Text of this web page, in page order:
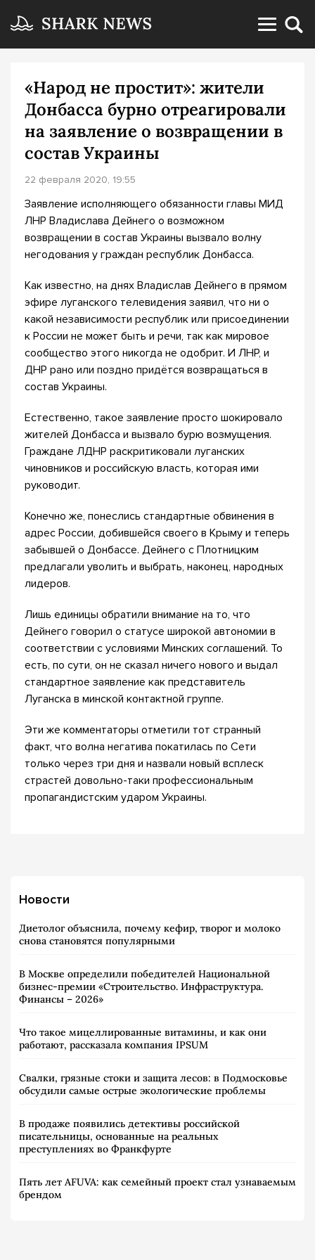
«Народ не простит»: жители
Донбасса бурно отреагировали
на заявление о возвращении в
состав Украины
22 февраля 2020, 19:55
Заявление исполняющего обязанности главы МИД
ЛНР Владислава Дейнего о возможном
возвращении в состав Украины вызвало волну
негодования у граждан республик Донбасса.
Как известно, на днях Владислав Дейнего в прямом
эфире луганского телевидения заявил, что ни о
какой независимости республик или присоединении
к России не может быть и речи, так как мировое
сообщество этого никогда не одобрит. И ЛНР, и
ДНР рано или поздно придётся возвращаться в
состав Украины.
Естественно, такое заявление просто шокировало
жителей Донбасса и вызвало бурю возмущения.
Граждане ЛДНР раскритиковали луганских
чиновников и российскую власть, которая ими
руководит.
Конечно же, понеслись стандартные обвинения в
адрес России, добившейся своего в Крыму и теперь
забывшей о Донбассе. Дейнего с Плотницким
предлагали уволить и выбрать, наконец, народных
лидеров.
Лишь единицы обратили внимание на то, что
Дейнего говорил о статусе широкой автономии в
соответствии с условиями Минских соглашений. То
есть, по сути, он не сказал ничего нового и выдал
стандартное заявление как представитель
Луганска в минской контактной группе.
Эти же комментаторы отметили тот странный
факт, что волна негатива покатилась по Сети
только через три дня и назвали новый всплеск
страстей довольно-таки профессиональным
пропагандистским ударом Украины.
Новости
Диетолог объяснила, почему кефир, творог и молоко
снова становятся популярными
В Москве определили победителей Национальной
бизнес-премии «Строительство. Инфраструктура.
Финансы – 2026»
Что такое мицеллированные витамины, и как они
работают, рассказала компания IPSUM
Свалки, грязные стоки и защита лесов: в Подмосковье
обсудили самые острые экологические проблемы
В продаже появились детективы российской
писательницы, основанные на реальных
преступлениях во Франкфурте
Пять лет AFUVA: как семейный проект стал узнаваемым
брендом